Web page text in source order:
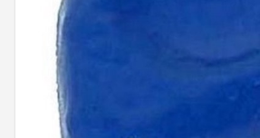
Dobbers
Kunstaas
Shop
POPULAIRE MERKEN